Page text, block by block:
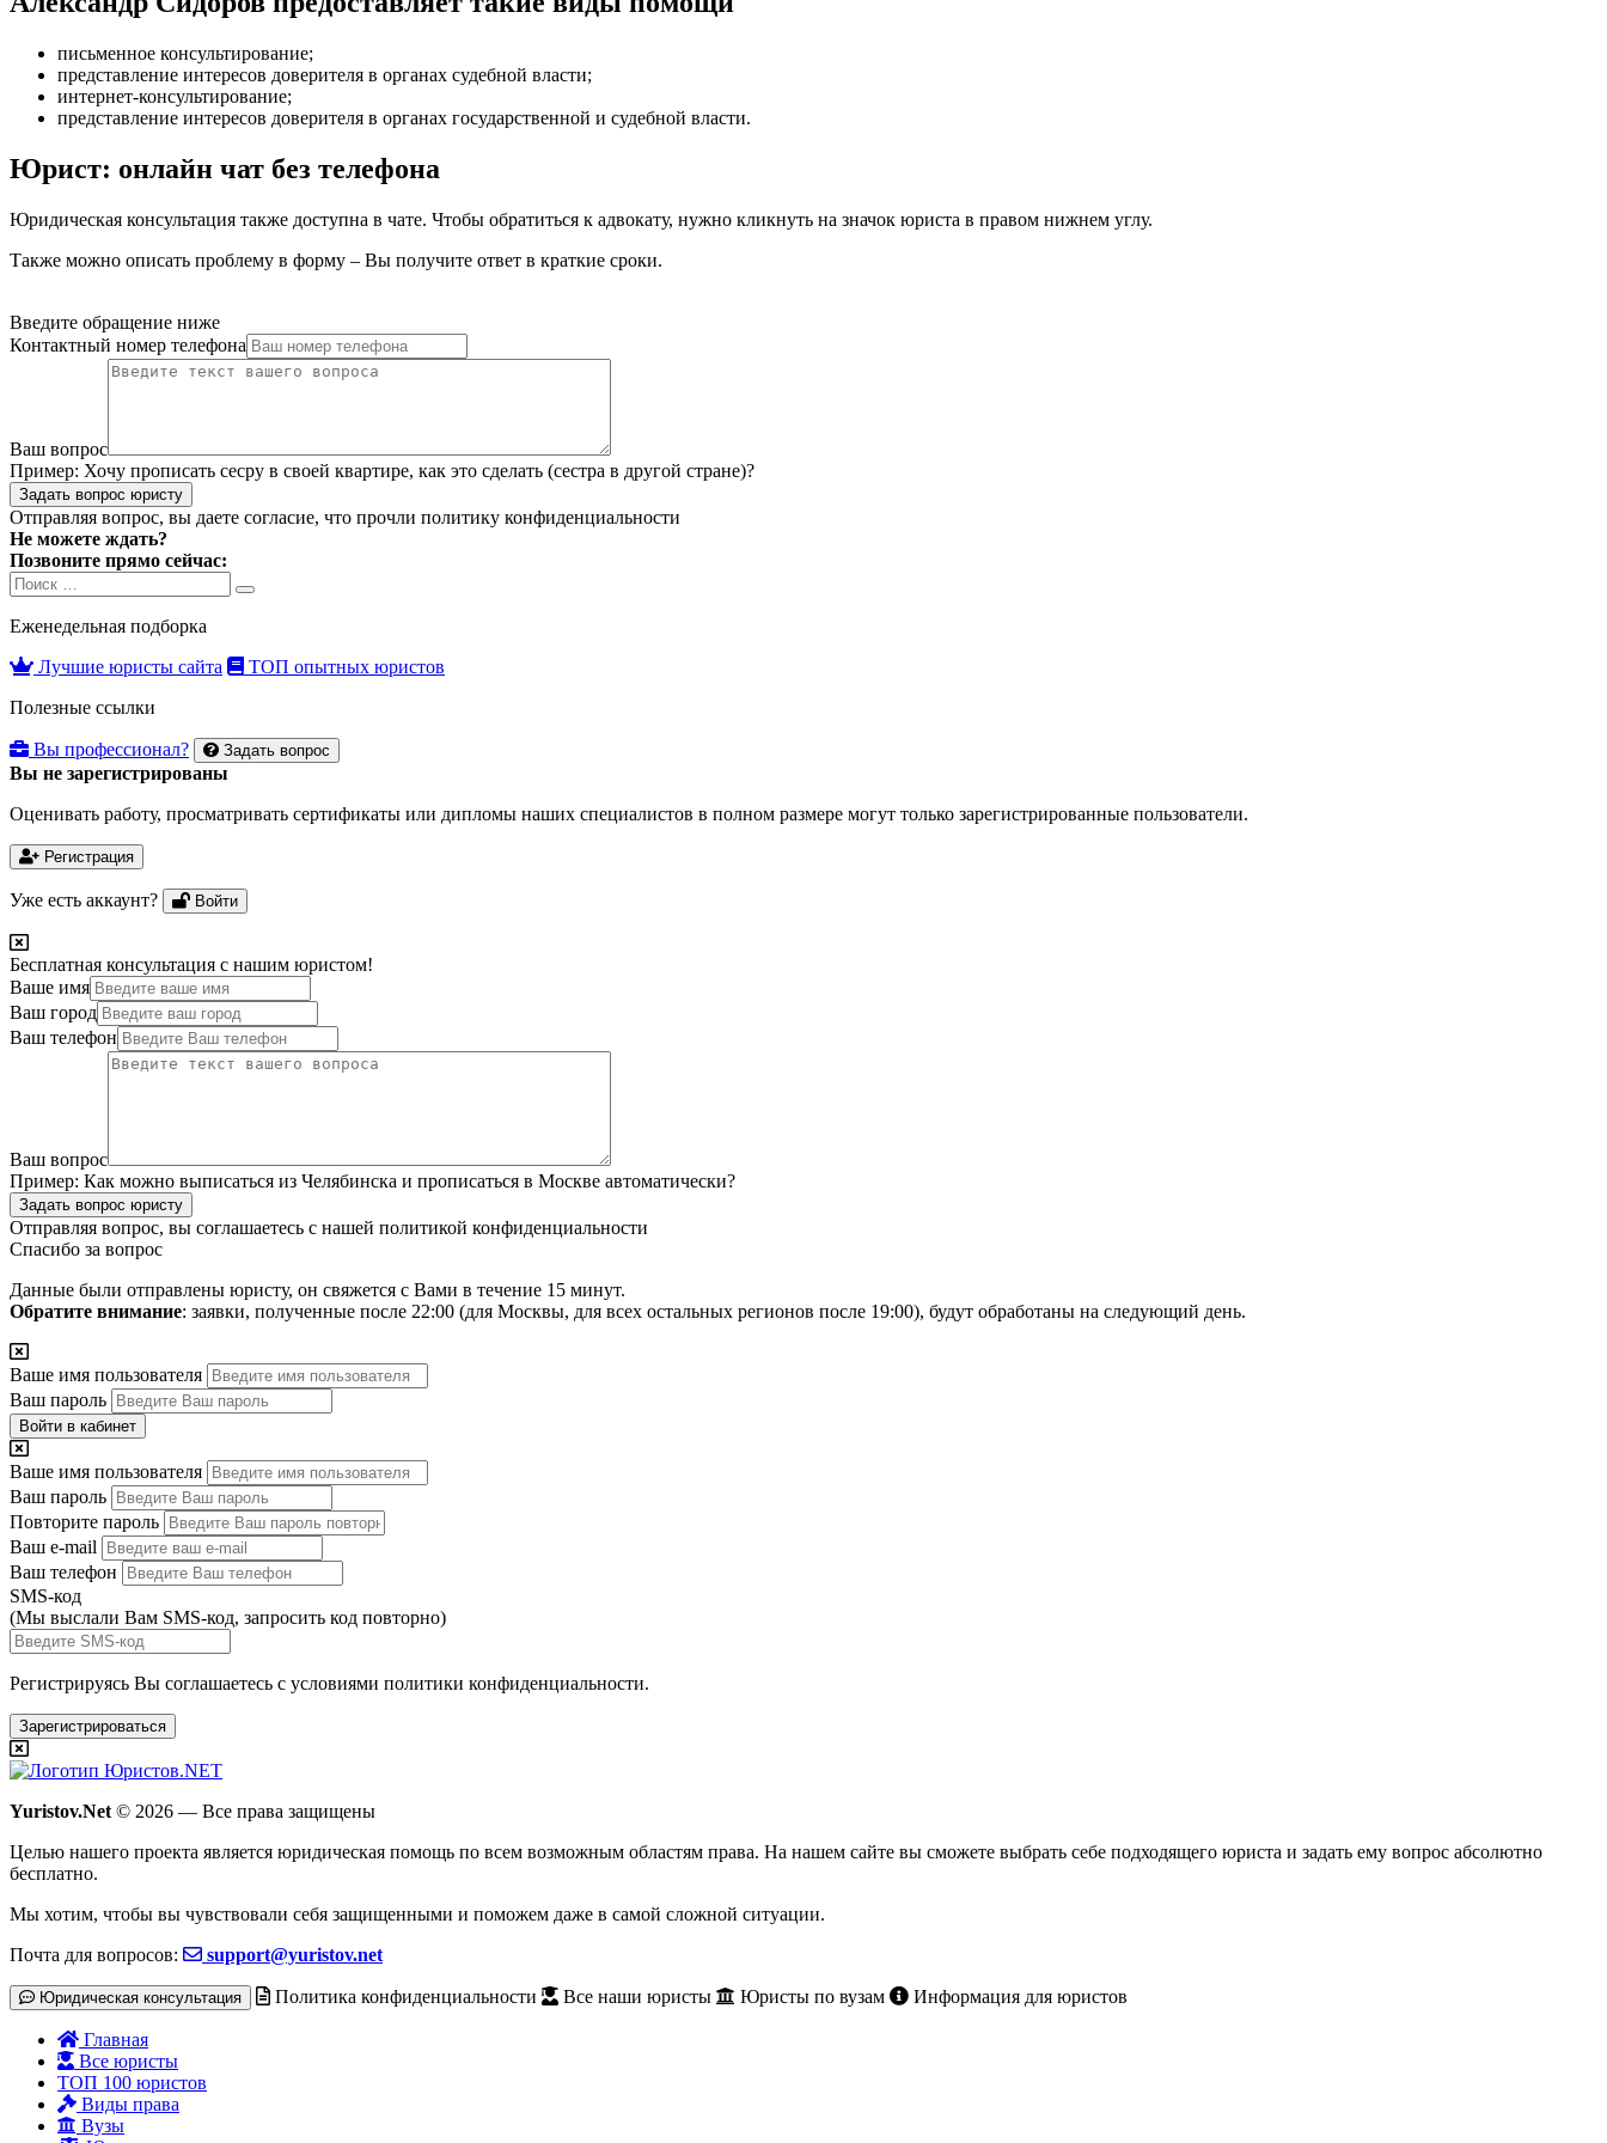
письменное консультирование;
представление интересов доверителя в органах судебной власти;
интернет-консультирование;
представление интересов доверителя в органах государственной и судебной власти.
Юрист: онлайн чат без телефона
Юридическая консультация также доступна в чате. Чтобы обратиться к адвокату, нужно кликнуть на значок юриста в правом нижнем углу.
Также можно описать проблему в форму – Вы получите ответ в краткие сроки.
Введите обращение ниже
Контактный номер телефона
Ваш вопрос
Пример: Хочу прописать сесру в своей квартире, как это сделать (сестра в другой стране)?
Задать вопрос юристу
Отправляя вопрос, вы даете согласие, что прочли политику конфиденциальности
Не можете ждать?
Позвоните прямо сейчас:
Search
for:
Search
Еженедельная подборка
Лучшие юристы сайта
ТОП опытных юристов
Полезные ссылки
Вы профессионал? Задать вопрос
Вы не зарегистрированы
Оценивать работу, просматривать сертификаты или дипломы наших специалистов в полном размере могут только зарегистрированные пользователи.
Регистрация
Уже есть аккаунт? Войти
Бесплатная консультация с нашим юристом!
Ваше имя
Ваш город
Ваш телефон
Ваш вопрос
Пример: Как можно выписаться из Челябинска и прописаться в Москве автоматически?
Задать вопрос юристу
Отправляя вопрос, вы соглашаетесь с нашей политикой конфиденциальности
Спасибо за вопрос
Данные были отправлены юристу, он свяжется с Вами в течение 15 минут.
Обратите внимание: заявки, полученные после 22:00 (для Москвы, для всех остальных регионов после 19:00), будут обработаны на следующий день.
Ваше имя пользователя
Ваш пароль
Войти в кабинет
Ваше имя пользователя
Ваш пароль
Повторите пароль
Ваш e-mail
Ваш телефон
SMS-код
(Мы выслали Вам SMS-код, запросить код повторно)
Регистрируясь Вы соглашаетесь с условиями политики конфиденциальности.
Зарегистрироваться
Yuristov.Net © 2026 — Все права защищены
Целью нашего проекта является юридическая помощь по всем возможным областям права. На нашем сайте вы сможете выбрать себе подходящего юриста и задать ему вопрос абсолютно
бесплатно.
Мы хотим, чтобы вы чувствовали себя защищенными и поможем даже в самой сложной ситуации.
Почта для вопросов:
support@yuristov.net
Юридическая консультация Политика конфиденциальности Все наши юристы Юристы по вузам Информация для юристов
Главная
Все юристы
ТОП 100 юристов
Виды права
Вузы